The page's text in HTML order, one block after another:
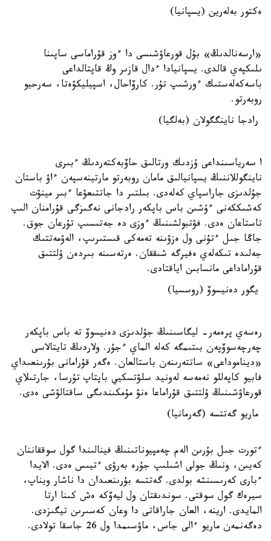
ەكتور بەلەرين (يسپانيا)
«ارسەنالدىڭ» بۇل قورعاۋشىسى دا ءوز قۇراماسى ساپىنا
ىلىكپەي قالدى. يسپانيادا ءدال قازىر وڭ قاپتالداعى
باسەكەلەستىك ءورشىپ تۇر. كارۆاحال، اسپيليكۋەتا، سەرحيو
روبەرتو.
رادجا ناينگگولان (بەلگيا)
ا سەرياسىنداعى ۇزدىك ورتالىق حاۆبەكتەردىڭ ءبىرى
ناينگوللاننىڭ يسپانيالىق مامان روبەرتو مارتينەسپەن ءاۋ باستان
جۇلدىزى جاراسپاي كەلەدى. بىلتىر دا جاتتىعۋعا ءبىر مينۋت
كەشىككەنى ءۇشىن باس باپكەر رادجانى نەگىزگى قۇرامنان الىپ
تاستاعان ەدى. فۋتبولشىنىڭ ءوزى دە جەتىسىپ تۇرعان جوق.
جاڭا جىل ءتۇنى ول ەزۋىنە تەمەكى قىستىرىپ، الەۋمەتتىك
جەلىدە تىكەلەي ەفيرگە شىققان. ەرتەسىنە بىردەن ۇلتتىق
قۇراماداعى مانسابىن اياقتادى.
يگور دەنيسوۆ (روسسيا)
رەسەي پرەمەر- ليگاسىنىڭ جۇلدىزى دەنيسوۆ تە باس باپكەر
چەرچەسوۆپەن بىتىمگە كەلە الماي ءجۇر. ولاردىڭ تايتالاسى
«ديناموداعى» ساتتەرىنەن باستالعان. ەگەر قۇرامانى بۇرىنعىداي
فابيو كاپەللو نەمەسە لەونيد سلۋتسكيي باپتاپ تۇرسا، جارتىلاي
قورعاۋشىنىڭ ۇلتتىق قۇراماعا ەنۋ مۇمكىندىگى ساقتالۋشى ەدى.
ماريو گەتتسە (گەرمانيا)
ءتورت جىل بۇرىن الەم چەمپيوناتىنىڭ فينالىندا گول سوققاننان
كەيىن، ونىڭ جولى اشىلىپ جۇرە بەرۋى ءتيىس ەدى. الايدا
ءبارى كەرىسىنشە بولدى. گەتتسە بۇرىنعىدان دا ناشار ويناپ،
سيرەك گول سوقتى. سوندىقتان ول ليەۆكە ەش كىنا ارتا
المايدى. ارينە، العان جاراقاتى دا وعان كەسىرىن تيگىزدى.
دەگەنمەن ماريو ءالى جاس، ماۋسىمدا ول 26 جاسقا تولادى.